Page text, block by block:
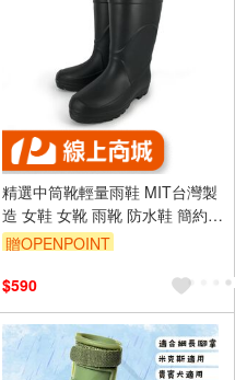
精選中筒靴輕量雨鞋 MIT台灣製
造 女鞋 女靴 雨靴 防水鞋 簡約
一體成型 控溫 EVA 無內襯 舒適
贈OPENPOINT
$590